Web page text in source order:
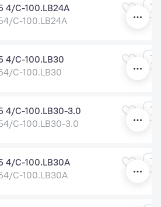
4/С-100.LB24A
С-100.LB24A
4/С-100.LB30
С-100.LB30
4/С-100.LB30-3.0
С-100.LB30-3.0
4/С-100.LB30A
С-100.LB30A